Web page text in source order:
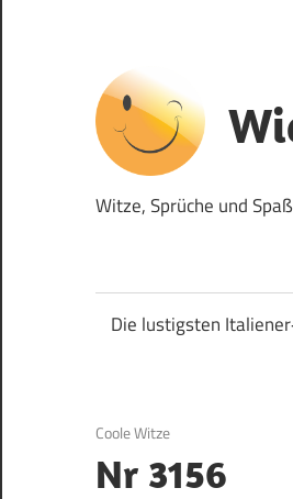
springen
Witze, Sprüche und Spaß
Die lustigsten
11. September 2017
Coole Witze
Nr 3156